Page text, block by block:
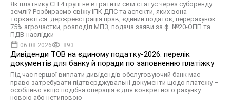
Як платнику ЄП 4 групі не втратити свій статус через суборенду
землі? Розбираємо свіжу ІПК ДПС та аспекти, яких вона
торкається: держреєстрація прав, єдиний податок, перерахунок
75% агрочастки, розподіл МПЗ, подача заяви за ф. №20-ОПП та
ПДВ-наслідки
06.08.2026 893
Дивіденди ТОВ на єдиному податку-2026: перелік
документів для банку й поради по заповненню платіжку
Під час першої виплати дивідендів обслуговуючий банк має
право затребувати підтверджувальні документи щодо платежу –
особливо якщо подібна операція є для конкретного рахунку
новою або нетиповою